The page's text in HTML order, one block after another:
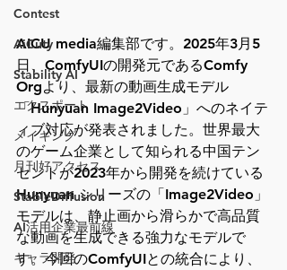
Contest
AiCuty
Stability AI
エクスポート
メイキング
月刊好アクセス
StableDiffusion
AI活用企業最前線
キャラ開発
AICU media編集部です。2025年3月5
日、ComfyUIの開発元であるComfy
Orgより、最新の動画生成モデル
「Hunyuan Image2Video」へのネイテ
ィブ対応が発表されました。世界最大
のゲーム企業として知られる中国テン
セントが2023年から開発を続けている
Hunyuan シリーズの「Image2Video」
モデルは、静止画から滑らかで高品質
な動画を生成できる強力なモデルで
す。今回のComfyUIとの統合により、